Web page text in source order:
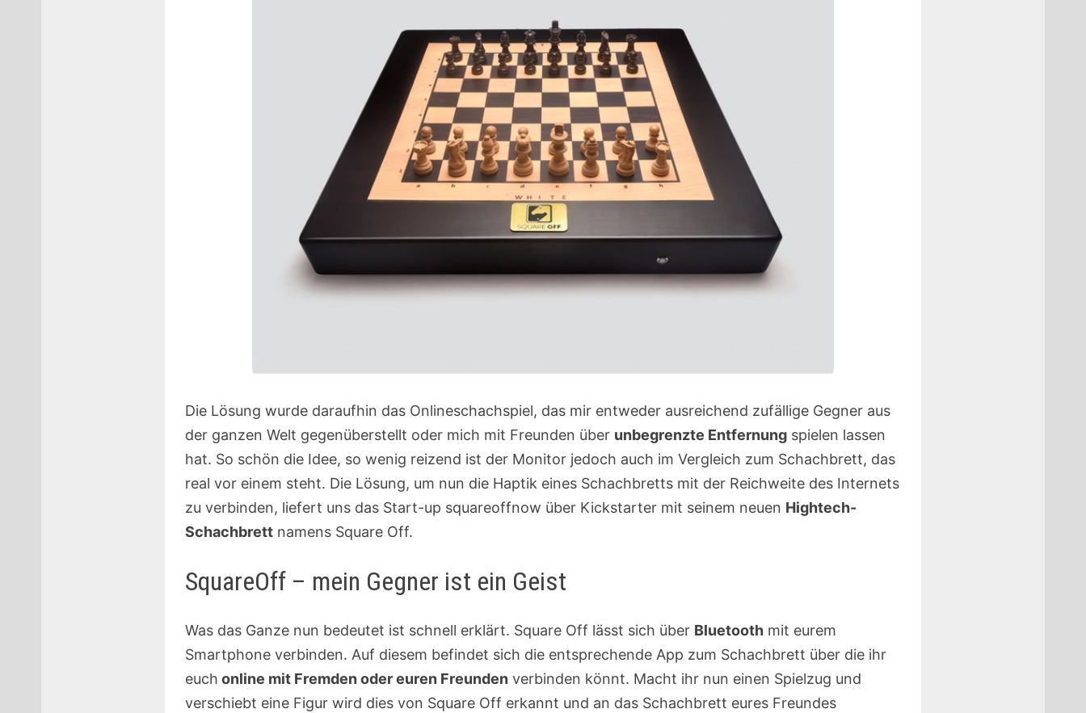
Die Lösung wurde daraufhin das Onlineschachspiel, das mir entweder ausreichend zufällige Gegner aus
der ganzen Welt gegenüberstellt oder mich mit Freunden über unbegrenzte Entfernungspielen lassen
hat. So schön die Idee, so wenig reizend ist der Monitor jedoch auch im Vergleich zum Schachbrett, das
real vor einem steht. Die Lösung, um nun die Haptik eines Schachbretts mit der Reichweite des Internets
zu verbinden, liefert uns das Start-up squareoffnow über Kickstarter mit seinem neuen Hightech-
Schachbrettnamens Square Off.
SquareOff – mein Gegner ist ein Geist
Was das Ganze nun bedeutet ist schnell erklärt. Square Off lässt sich über Bluetoothmit eurem
Smartphone verbinden. Auf diesem befindet sich die entsprechende App zum Schachbrett über die ihr
euch online mit Fremden oder euren Freunden verbinden könnt. Macht ihr nun einen Spielzug und
verschiebt eine Figur wird dies von Square Off erkannt und an das Schachbrett eures Freundes